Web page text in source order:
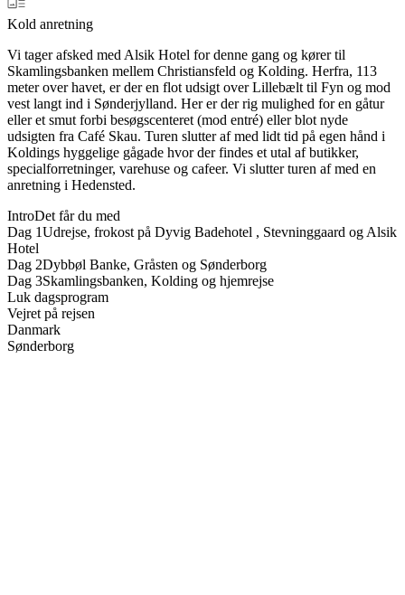
Kold anretning
Vi tager afsked med Alsik Hotel for denne gang og kører til
Skamlingsbanken mellem Christiansfeld og Kolding. Herfra, 113
meter over havet, er der en flot udsigt over Lillebælt til Fyn og mod
vest langt ind i Sønderjylland. Her er der rig mulighed for en gåtur
eller et smut forbi besøgscenteret (mod entré) eller blot nyde
udsigten fra Café Skau. Turen slutter af med lidt tid på egen hånd i
Koldings hyggelige gågade hvor der findes et utal af butikker,
specialforretninger, varehuse og cafeer. Vi slutter turen af med en
anretning i Hedensted.
IntroDet får du med
Dag 1Udrejse, frokost på Dyvig Badehotel , Stevninggaard og Alsik
Hotel
Dag 2Dybbøl Banke, Gråsten og Sønderborg
Dag 3Skamlingsbanken, Kolding og hjemrejse
Luk dagsprogram
Vejret på rejsen
Danmark
Sønderborg